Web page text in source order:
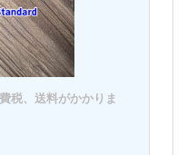
費税、送料がかかりま